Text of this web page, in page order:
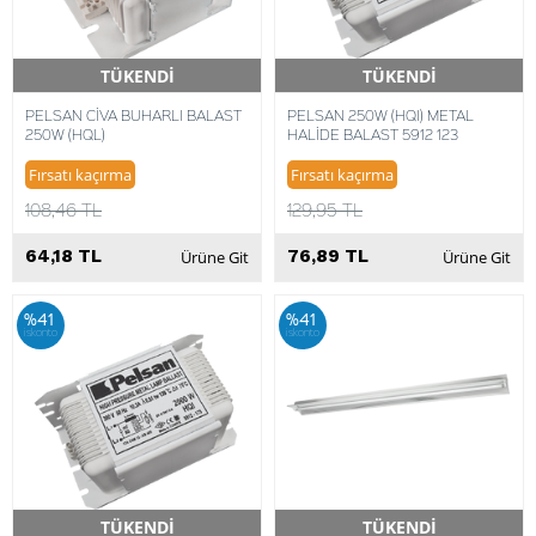
TÜKENDİ
Hızlı Teslimat
PELSAN CİVA BUHARLI BALAST
250W (HQL)
Fırsatı kaçırma
108,46 TL
64,18 TL Ürüne Git
TÜKENDİ
Hızlı Teslimat
PELSAN 250W (HQI) METAL
HALİDE BALAST 5912 123
Fırsatı kaçırma
129,95 TL
76,89 TL Ürüne Git
%41
iskonto
TÜKENDİ
Hızlı Teslimat
%41
iskonto
TÜKENDİ
Hızlı Teslimat